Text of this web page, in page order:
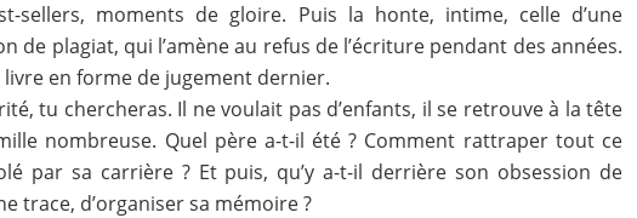
sellers, moments de gloire. Puis la honte, intime, celle d’une
de plagiat, qui l’amène au refus de l’écriture pendant des années.
livre en forme de jugement dernier.
tu chercheras. Il ne voulait pas d’enfants, il se retrouve à la tête
nombreuse. Quel père a-t-il été ? Comment rattraper tout ce
par sa carrière ? Et puis, qu’y a-t-il derrière son obsession de
trace, d’organiser sa mémoire ?